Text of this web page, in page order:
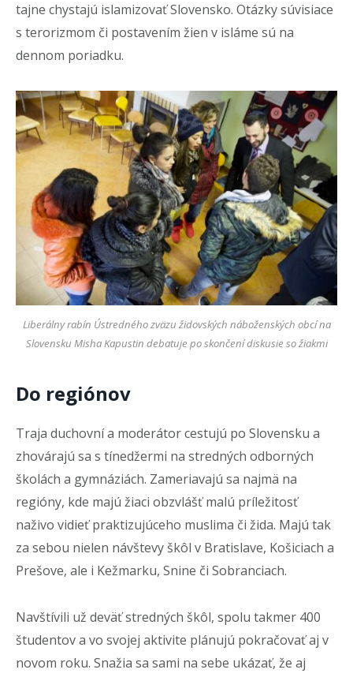
tajne chystajú islamizovať Slovensko. Otázky súvisiace
s terorizmom či postavením žien v isláme sú na
dennom poriadku.
Liberálny rabín Ústredného zväzu židovských náboženských obcí na
Slovensku Misha Kapustin debatuje po skončení diskusie so žiakmi
Do regiónov
Traja duchovní a moderátor cestujú po Slovensku a
zhovárajú sa s tínedžermi na stredných odborných
školách a gymnáziách. Zameriavajú sa najmä na
regióny, kde majú žiaci obzvlášť malú príležitosť
naživo vidieť praktizujúceho muslima či žida. Majú tak
za sebou nielen návštevy škôl v Bratislave, Košiciach a
Prešove, ale i Kežmarku, Snine či Sobranciach.
Navštívili už deväť stredných škôl, spolu takmer 400
študentov a vo svojej aktivite plánujú pokračovať aj v
novom roku. Snažia sa sami na sebe ukázať, že aj